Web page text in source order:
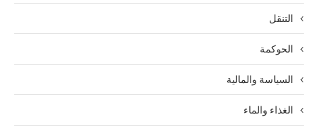
التنقل
الحوكمة
السياسة والمالية
الغذاء والماء